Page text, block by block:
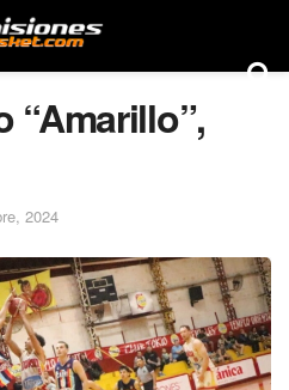
“Amarillo”,
2024